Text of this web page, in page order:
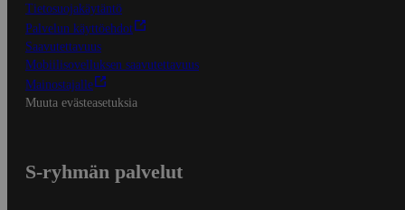
Tietosuojakäytäntö
Palvelun käyttöehdot
Saavutettavuus
Mobiilisovelluksen saavutettavuus
Mainostajalle
Muuta evästeasetuksia
S-ryhmän palvelut